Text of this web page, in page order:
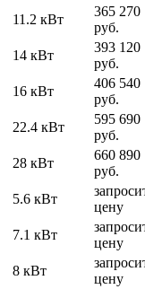
11.2 кВт
365 270
руб.
14 кВт
393 120
руб.
16 кВт
406 540
руб.
22.4 кВт
595 690
руб.
28 кВт
660 890
руб.
5.6 кВт
цену
7.1 кВт
цену
8 кВт
цену